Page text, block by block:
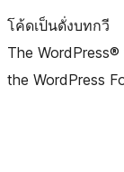
โค้ดเป็นดั่งบทกวี
The
the WordPress